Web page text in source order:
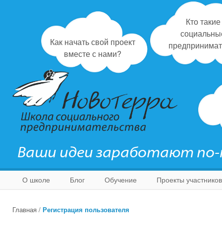
Как начать свой проект
вместе с нами?
Кто такие
Ваши идеи заработают
О школе Блог Обучение Проекты участников
Главная / Регистрация пользователя